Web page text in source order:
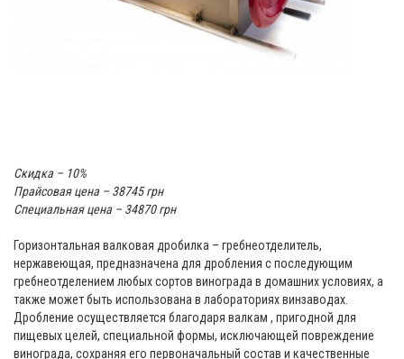
Скидка – 10%
Прайсовая цена – 38745 грн
Специальная цена – 34870 грн
Горизонтальная валковая дробилка – гребнеотделитель,
нержавеющая, предназначена для дробления с последующим
гребнеотделением любых сортов винограда в домашних условиях, а
также может быть использована в лабораториях винзаводах.
Дробление осуществляется благодаря валкам , пригодной для
пищевых целей, специальной формы, исключающей повреждение
винограда, сохраняя его первоначальный состав и качественные